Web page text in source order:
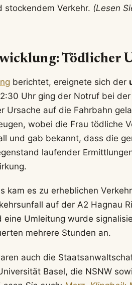
stockendem Verkehr. (Lesen
Tödlicher
berichtet, ereignete sich der
Uhr ging der Notruf bei
Ursache auf die Fahrbahn
wobei die Frau tödliche
und gab bekannt, dass die
laufender
kam es zu erheblichen
auf der A2 Hagnau
eine Umleitung wurde
mehrere Stunden an.
auch die
Basel, die NSNW